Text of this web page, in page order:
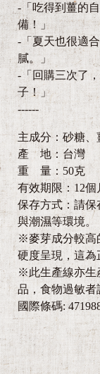
-「吃得到薑的
備！」
-「夏天也很適
膩。」
-「回購三次了
子！」
------
主成分：砂糖
產 地：台灣
重 量：50克
有效期限：12個
保存方式：請保
與潮濕等環境。
※麥芽成分較高
硬度呈現，這為
※此生產線亦生
品，食物過敏者
國際條碼: